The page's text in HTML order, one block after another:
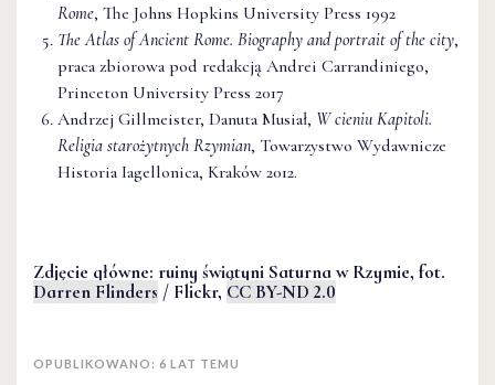
Rome, The Johns Hopkins University Press 1992
The Atlas of Ancient Rome. Biography and portrait of the city,
praca zbiorowa pod redakcją Andrei Carrandiniego,
Princeton University Press 2017
Andrzej Gillmeister, Danuta Musiał, W cieniu Kapitoli.
Religia starożytnych Rzymian, Towarzystwo Wydawnicze
Historia Iagellonica, Kraków 2012.
Zdjęcie główne: ruiny świątyni Saturna w Rzymie, fot.
Darren Flinders / Flickr, CC BY-ND 2.0
OPUBLIKOWANO: 6 LAT TEMU